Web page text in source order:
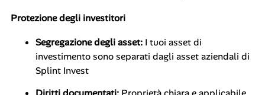
Protezione degli investitori
Segregazione degli asset:I tuoi asset di
investimento sono separati dagli asset aziendali di
Splint Invest